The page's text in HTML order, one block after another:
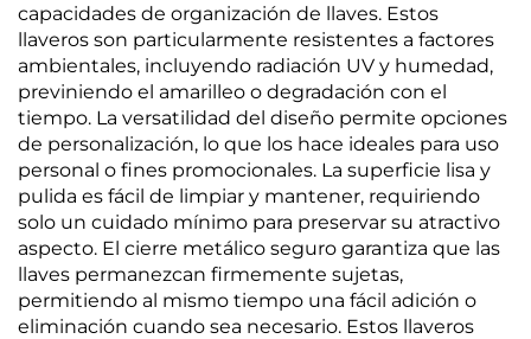
capacidades de organización de llaves. Estos
llaveros son particularmente resistentes a factores
ambientales, incluyendo radiación UV y humedad,
previniendo el amarilleo o degradación con el
tiempo. La versatilidad del diseño permite opciones
de personalización, lo que los hace ideales para uso
personal o fines promocionales. La superficie lisa y
pulida es fácil de limpiar y mantener, requiriendo
solo un cuidado mínimo para preservar su atractivo
aspecto. El cierre metálico seguro garantiza que las
llaves permanezcan firmemente sujetas,
permitiendo al mismo tiempo una fácil adición o
eliminación cuando sea necesario. Estos llaveros